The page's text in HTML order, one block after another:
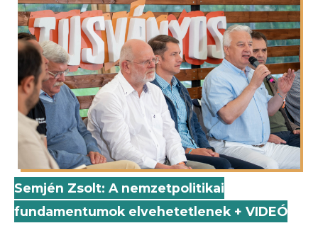
Semjén Zsolt: A nemzetpolitikai
fundamentumok elvehetetlenek + VIDEÓ